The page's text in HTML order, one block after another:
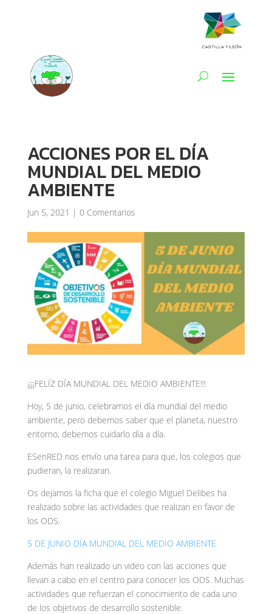
ACCIONES POR EL DÍA
MUNDIAL DEL MEDIO
AMBIENTE
Jun 5, 2021 | 0 Comentarios
¡¡¡¡FELÍZ DÍA MUNDIAL DEL MEDIO AMBIENTE!!!
Hoy, 5 de junio, celebramos el día mundial del medio
ambiente, pero debemos saber que el planeta, nuestro
entorno, debemos cuidarlo día a día.
ESenRED nos envío una tarea para que, los colegios que
pudieran, la realizaran.
Os dejamos la ficha que el colegio Miguel Delibes ha
realizado sobre las actividades que realizan en favor de
los ODS.
5 DE JUNIO DÍA MUNDIAL DEL MEDIO AMBIENTE
Además han realizado un video con las acciones que
llevan a cabo en el centro para conocer los ODS. Muchas
actividades que refuerzan el conocimiento de cada uno
de los objetivos de desarrollo sostenible.